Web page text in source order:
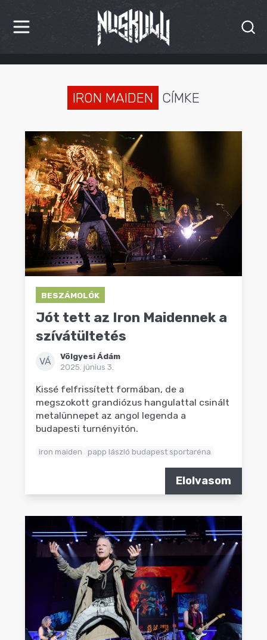
HÍREK
INTERJÚK
PREMIEREK
KULT
MÁSVILÁG
BLOG
IRON MAIDEN CÍMKE
BESZÁMOLÓK
Jót tett az Iron Maidennek a
szívátültetés
VÁ
Völgyesi Ádám
2025. június 3.
Kissé felfrissített formában, de a
megszokott grandiózus hangulattal csinált
metalünnepet az angol legenda a
budapesti turnényitón.
iron maiden papp lászló budapest sportaréna
Elolvasom